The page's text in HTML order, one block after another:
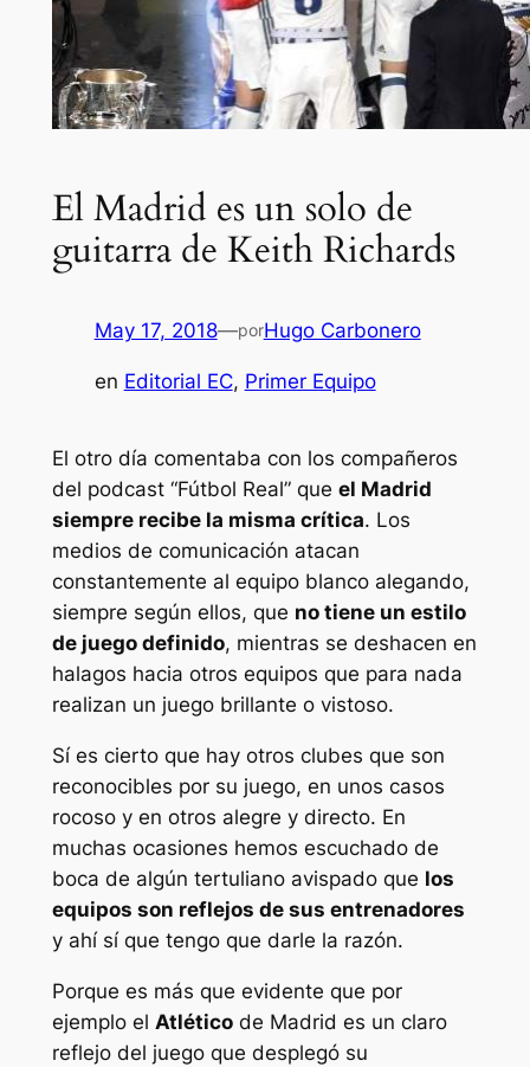
El Madrid es un solo de
guitarra de Keith Richards
May 17, 2018—porHugo Carbonero
en Editorial EC, Primer Equipo
El otro día comentaba con los compañeros
del podcast “Fútbol Real” que el Madrid
siempre recibe la misma crítica. Los
medios de comunicación atacan
constantemente al equipo blanco alegando,
siempre según ellos, que no tiene un estilo
de juego definido, mientras se deshacen en
halagos hacia otros equipos que para nada
realizan un juego brillante o vistoso.
Sí es cierto que hay otros clubes que son
reconocibles por su juego, en unos casos
rocoso y en otros alegre y directo. En
muchas ocasiones hemos escuchado de
boca de algún tertuliano avispado que los
equipos son reflejos de sus entrenadores
y ahí sí que tengo que darle la razón.
Porque es más que evidente que por
ejemplo el Atléticode Madrid es un claro
reflejo del juego que desplegó su